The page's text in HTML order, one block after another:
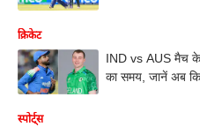
क्रिकेट
IND vs AUS मैच के
का समय, जानें अब
स्पोर्ट्स